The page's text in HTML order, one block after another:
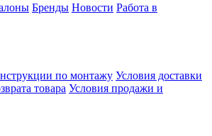
Бренды Новости Работа в
по монтажу Условия доставки
товара Условия продажи и